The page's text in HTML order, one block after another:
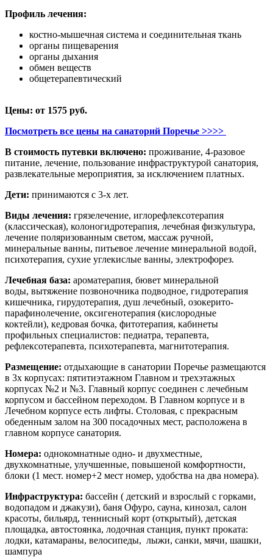
Профиль лечения:
костно-мышечная система и соединительная ткань
органы пищеварения
органы дыхания
обмен веществ
общетерапевтический
Цены: от 1575 руб.
Посмотреть все цены на санаторий Поречье >>>>
В стоимость путевки включено: проживание, 4-разовое
питание, лечение, пользование инфраструктурой санатория,
развлекательные мероприятия, за исключением платных.
Дети: принимаются с 3-х лет.
Виды лечения: грязелечение, иглорефлексотерапия
(классическая), колоногидротерапия, лечебная физкультура,
лечение поляризованным светом, массаж ручной,
минеральные ванны, питьевое лечение минеральной водой,
психотерапия, сухие углекислые ванны, электрофорез.
Лечебная база: ароматерапия, бювет минеральной
воды, вытяжение позвоночника подводное, гидротерапия
кишечника, гирудотерапия, душ лечебный, озокерито-
парафинолечение, оксигенотерапия (кислородные
коктейли), кедровая бочка, фитотерапия, кабинеты
профильных специалистов: педиатра, терапевта,
рефлексотерапевта, психотерапевта, магнитотерапия.
Размещение: отдыхающие в санатории Поречье размещаются
в 3х корпусах: пятитиэтажном Главном и трехэтажных
корпусах №2 и №3. Главный корпус соединен с лечебным
корпусом и бассейном переходом. В Главном корпусе и в
Лечебном корпусе есть лифты. Столовая, с прекрасным
обеденным залом на 300 посадочных мест, расположена в
главном корпусе санатория.
Номера: однокомнатные одно- и двухместные,
двухкомнатные, улучшенные, повышеной комфортности,
блоки (1 мест. номер+2 мест номер, удобства на два номера).
Инфраструктура: бассейн ( детский и взрослый с горками,
водопадом и джакузи), баня Офуро, сауна, кинозал, салон
красоты, бильярд, теннисный корт (открытый), детская
площадка, автостоянка, лодочная станция, пункт проката:
лодки, катамараны, велосипеды, лыжи, санки, мячи, шашки,
шампура